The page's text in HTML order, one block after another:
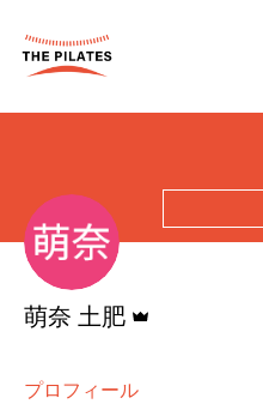
萌奈 土肥
プロフィール